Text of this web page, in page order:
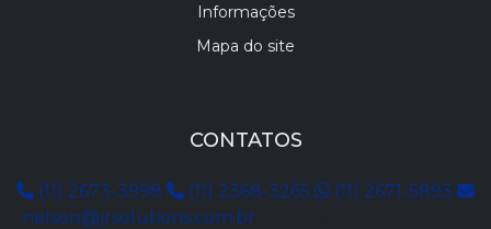
Informações
Mapa do site
CONTATOS
(11) 2673-3998 (11) 2368-3265
(11) 2671-5893
nelson@jrsolutions.com.br